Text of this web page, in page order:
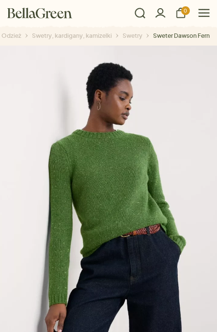
0
Odzież Swetry, kardigany, kamizelki Swetry Sweter Dawson Fern